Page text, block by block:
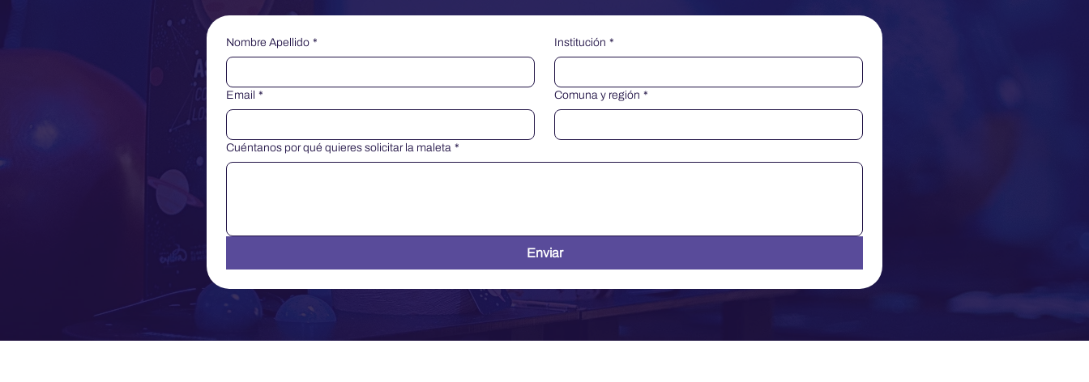
Nombre Apellido * Institución *
Email * Comuna y región *
Cuéntanos por qué quieres solicitar la maleta *
Enviar